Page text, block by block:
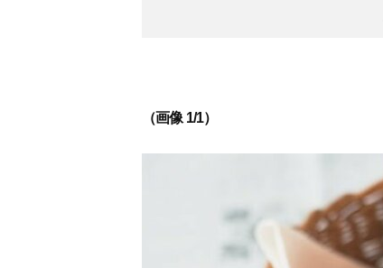
（画像 1/1）